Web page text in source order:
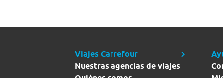
Viajes Carrefour
Nuestras agencias de viajes